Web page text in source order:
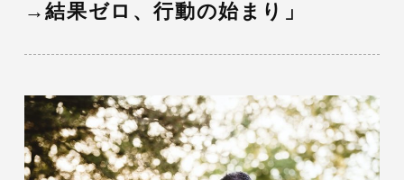
→結果ゼロ、行動の始まり」